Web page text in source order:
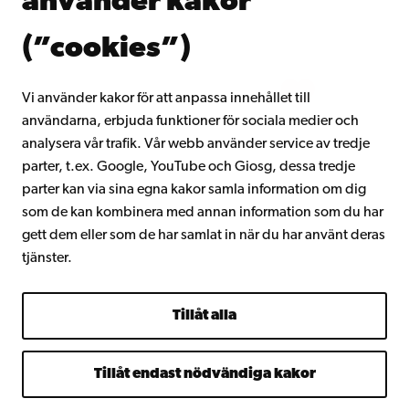
(”cookies”)
Vi använder kakor för att anpassa innehållet till
användarna, erbjuda funktioner för sociala medier och
analysera vår trafik. Vår webb använder service av tredje
parter, t.ex. Google, YouTube och Giosg, dessa tredje
parter kan via sina egna kakor samla information om dig
som de kan kombinera med annan information som du har
gett dem eller som de har samlat in när du har använt deras
tjänster.
Tillåt alla
Tillåt endast nödvändiga kakor
Intranätet
Facebook InstagramYouTube LinkedIn Blog Snapchat